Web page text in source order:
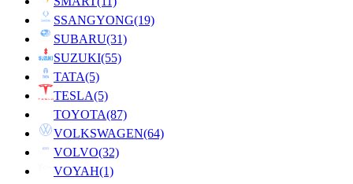
SSANGYONG(19)
SUBARU(31)
SUZUKI(55)
TATA(5)
TESLA(5)
TOYOTA(87)
VOLKSWAGEN(64)
VOLVO(32)
VOYAH(1)